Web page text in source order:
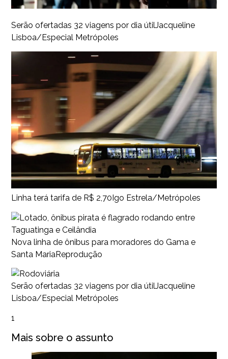
Serão ofertadas 32 viagens por dia útilJacqueline
Lisboa/Especial Metrópoles
Linha terá tarifa de R$ 2,70 Igo Estrela/Metrópoles
Nova linha de ônibus para moradores do Gama e
Santa MariaReprodução
Serão ofertadas 32 viagens por dia útilJacqueline
Lisboa/Especial Metrópoles
1
Mais sobre o assunto